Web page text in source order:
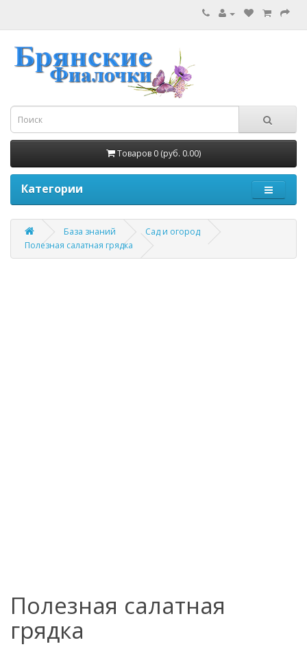
Товаров 0 (руб. 0.00)
Категории
База знаний
Сад и огород
Полезная салатная грядка
Полезная салатная
грядка